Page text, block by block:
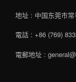
地址 : 中国东莞市
電話 : +86 (769)
電郵地址 :